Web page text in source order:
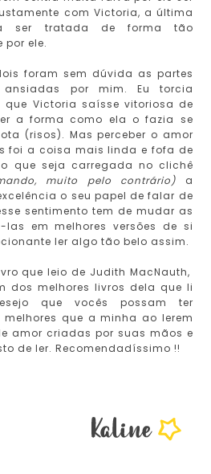
com Victoria, a última
ser tratada de forma tão
por ele.
foram sem dúvida as partes
por mim. Eu torcia
que Victoria saísse vitoriosa de
a forma como ela o fazia se
(risos). Mas perceber o amor
foi a coisa mais linda e fofa de
que seja carregada no clichê
muito pelo contrário) a
o seu papel de falar de
sentimento tem de mudar as
las em melhores versões de si
ler algo tão belo assim.
que leio de Judith MacNauth,
dos melhores livros dela que li
que vocês possam ter
que a minha ao lerem
amor criadas por suas mãos e
de ler. Recomendadíssimo !!